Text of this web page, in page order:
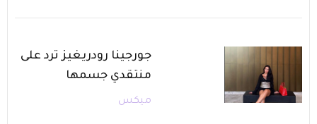
جورجينا رودريغيز ترد على
منتقدي جسمها
ميكس